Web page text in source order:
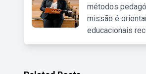
métodos
missão é
educacionais